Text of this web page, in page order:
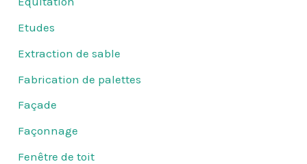
Etudes
Extraction de sable
Fabrication de palettes
Façade
Façonnage
Fenêtre de toit